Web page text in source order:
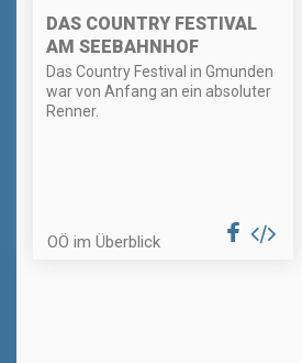
DAS COUNTRY FESTIVAL
AM SEEBAHNHOF
Das Country Festival in Gmunden
war von Anfang an ein absoluter
Renner.
OÖ im Überblick